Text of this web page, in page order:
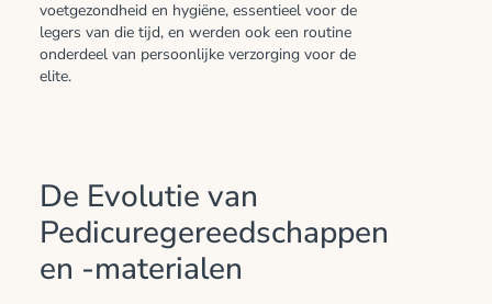
voetgezondheid en hygiëne, essentieel voor de
legers van die tijd, en werden ook een routine
onderdeel van persoonlijke verzorging voor de
elite.
De Evolutie van
Pedicuregereedschappen
en -materialen